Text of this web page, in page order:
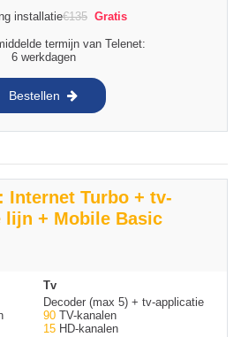
installatie€135 Gratis
termijn van Telenet:
6 werkdagen
Bestellen
Internet Turbo + tv-
lijn + Mobile Basic
Tv
Decoder (max 5) + tv-applicatie
90 TV-kanalen
15 HD-kanalen